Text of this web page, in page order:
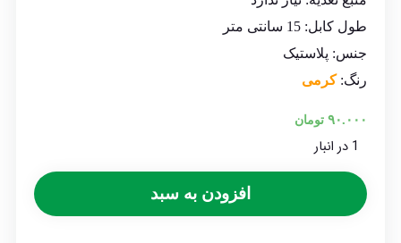
طول کابل: 15 سانتی متر
جنس: پلاستیک
رنگ:کرمی
۹۰.۰۰۰ تومان
1 در انبار
افزودن به سبد